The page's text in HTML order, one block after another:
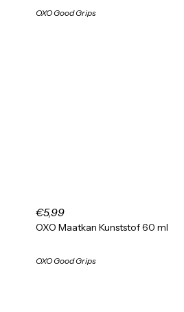
OXO Good Grips
€5,99
OXO Maatkan Kunststof 60 ml
OXO Good Grips